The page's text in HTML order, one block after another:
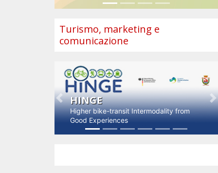
Turismo, marketing e
comunicazione
HINGE
Higher bike-transit Intermodality from
Good Experiences
Previous